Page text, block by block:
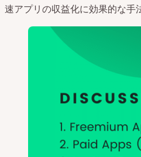
速アプリの収益化に効果的な手